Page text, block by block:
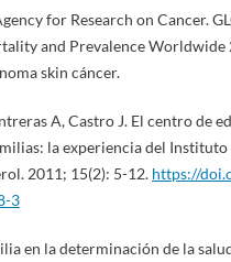
for Research on Cancer.
and Prevalence
skin cáncer.
A, Castro J. El centro de
la experiencia del
2011; 15(2): 5-12. https://
3
en la determinación de la